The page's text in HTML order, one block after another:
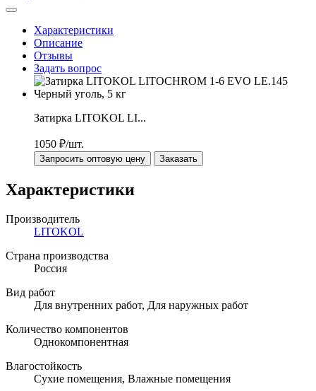
Характеристики
Описание
Отзывы
Задать вопрос
Затирка LITOKOL LI...
1050 ₽/шт.
Запросить оптовую цену Заказать
Характеристики
Производитель
LITOKOL
Страна производства
Россия
Вид работ
Для внутренних работ, Для наружных работ
Количество компонентов
Однокомпонентная
Влагостойкость
Сухие помещения, Влажные помещения